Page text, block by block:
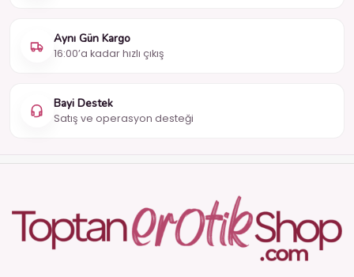
Aynı Gün Kargo
16:00’a kadar hızlı çıkış
Bayi Destek
Satış ve operasyon desteği